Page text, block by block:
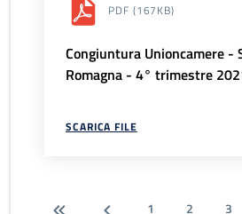
PDF (167KB)
Congiuntura Unioncamere -
Romagna - 4° trimestre
SCARICA FILE
1 2 3